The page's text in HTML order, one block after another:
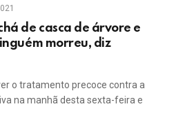
de casca de árvore e
morreu, diz
o tratamento precoce contra a
na manhã desta sexta-feira e